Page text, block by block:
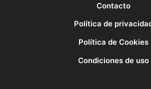
Contacto
Política de
Política de Cookies
Condiciones de uso